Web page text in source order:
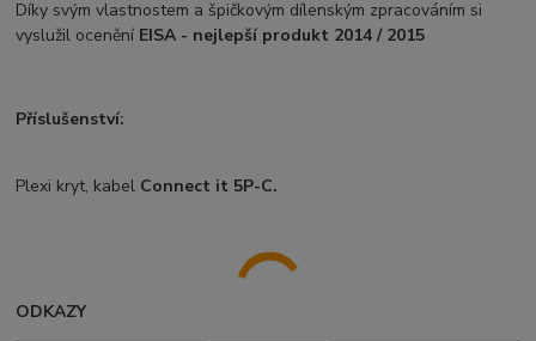
Díky svým vlastnostem a špičkovým dílenským zpracováním si
vyslužil ocenění EISA - nejlepší produkt 2014 / 2015
Příslušenství:
Plexi kryt, kabel Connect it 5P-C.
ODKAZY